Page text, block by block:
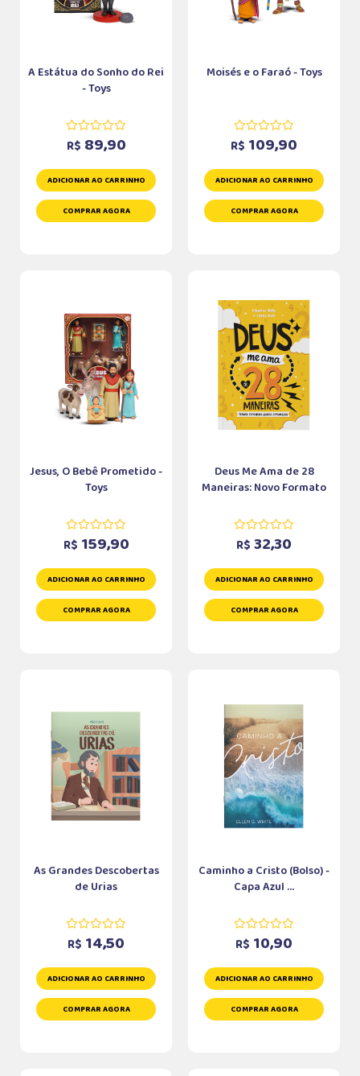
A Estátua do Sonho do Rei
- Toys
R$ 89,90
ADICIONAR AO CARRINHO
COMPRAR AGORA
Moisés e o Faraó - Toys
R$ 109,90
ADICIONAR AO CARRINHO
COMPRAR AGORA
Jesus, O Bebê Prometido -
Toys
R$ 159,90
ADICIONAR AO CARRINHO
COMPRAR AGORA
Deus Me Ama de 28
Maneiras: Novo Formato
R$ 32,30
ADICIONAR AO CARRINHO
COMPRAR AGORA
As Grandes Descobertas
de Urias
R$ 14,50
ADICIONAR AO CARRINHO
COMPRAR AGORA
Caminho a Cristo (Bolso) -
Capa Azul ...
R$ 10,90
ADICIONAR AO CARRINHO
COMPRAR AGORA